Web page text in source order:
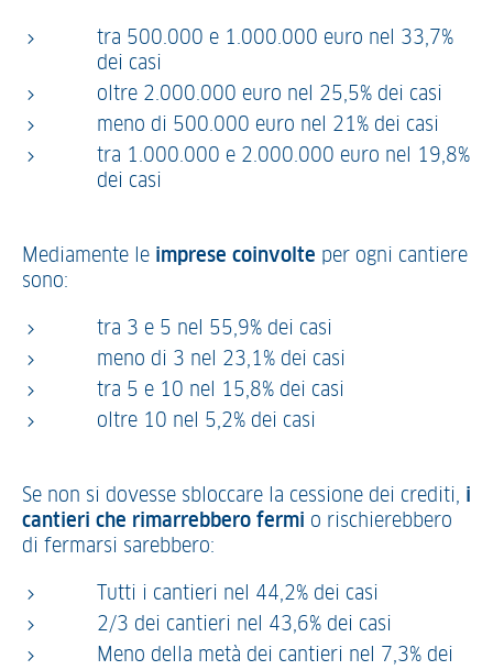
tra 500.000 e 1.000.000 euro nel 33,7%
dei casi
oltre 2.000.000 euro nel 25,5% dei casi
meno di 500.000 euro nel 21% dei casi
tra 1.000.000 e 2.000.000 euro nel 19,8%
dei casi
Mediamente le imprese coinvolte per ogni cantiere
sono:
tra 3 e 5 nel 55,9% dei casi
meno di 3 nel 23,1% dei casi
tra 5 e 10 nel 15,8% dei casi
oltre 10 nel 5,2% dei casi
Se non si dovesse sbloccare la cessione dei crediti, i
cantieri che rimarrebbero fermi o rischierebbero
di fermarsi sarebbero:
Tutti i cantieri nel 44,2% dei casi
2/3 dei cantieri nel 43,6% dei casi
Meno della metà dei cantieri nel 7,3% dei